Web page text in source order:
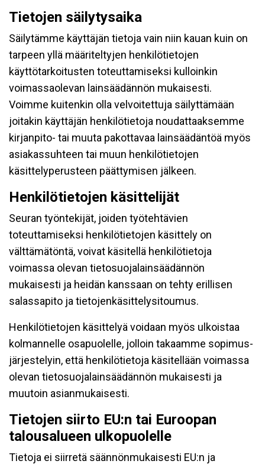
Tietojen säilytysaika
Säilytämme käyttäjän tietoja vain niin kauan kuin on
tarpeen yllä määriteltyjen henkilötietojen
käyttötarkoitusten toteuttamiseksi kulloinkin
voimassaolevan lainsäädännön mukaisesti.
Voimme kuitenkin olla velvoitettuja säilyttämään
joitakin käyttäjän henkilötietoja noudattaaksemme
kirjanpito- tai muuta pakottavaa lainsäädäntöä myös
asiakassuhteen tai muun henkilötietojen
käsittelyperusteen päättymisen jälkeen.
Henkilötietojen käsittelijät
Seuran työntekijät, joiden työtehtävien
toteuttamiseksi henkilötietojen käsittely on
välttämätöntä, voivat käsitellä henkilötietoja
voimassa olevan tietosuojalainsäädännön
mukaisesti ja heidän kanssaan on tehty erillisen
salassapito ja tietojenkäsittelysitoumus.
Henkilötietojen käsittelyä voidaan myös ulkoistaa
kolmannelle osapuolelle, jolloin takaamme sopimus-
järjestelyin, että henkilötietoja käsitellään voimassa
olevan tietosuojalainsäädännön mukaisesti ja
muutoin asianmukaisesti.
Tietojen siirto EU:n tai Euroopan
talousalueen ulkopuolelle
Tietoja ei siirretä säännönmukaisesti EU:n ja